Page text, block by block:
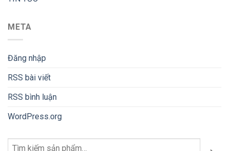
META
Đăng nhập
RSS bài viết
RSS bình luận
WordPress.org
Tìm